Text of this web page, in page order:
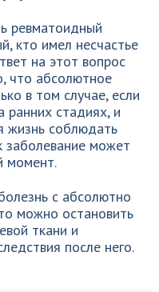
ревматоидный
кто имел несчастье
на этот вопрос
что абсолютное
в том случае, если
ранних стадиях, и
жизнь соблюдать
заболевание может
момент.
с абсолютно
можно остановить
ткани и
после него.